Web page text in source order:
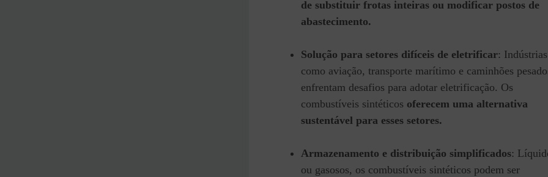
de substituir frotas inteiras ou modificar postos de
abastecimento.
Solução para setores difíceis de eletrificar: Indústrias
como aviação, transporte marítimo e caminhões
enfrentam desafios para adotar eletrificação. Os
combustíveis sintéticos oferecem uma alternativa
sustentável para esses setores.
Armazenamento e distribuição simplificados:
ou gasosos, os combustíveis sintéticos podem ser